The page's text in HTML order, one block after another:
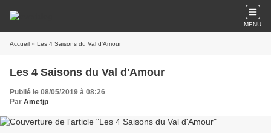
MENU
Accueil » Les 4 Saisons du Val d'Amour
Les 4 Saisons du Val d'Amour
Publié le 08/05/2019 à 08:26
Par Ametjp